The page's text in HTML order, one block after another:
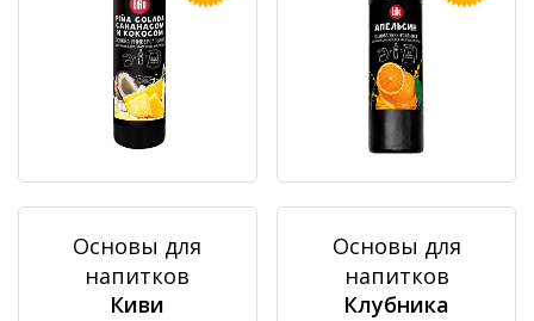
Основы для
напитков
Киви
Основы для
напитков
Клубника